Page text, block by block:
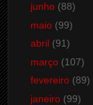
junho (88)
maio (99)
abril (91)
março (107)
fevereiro (89)
janeiro (99)